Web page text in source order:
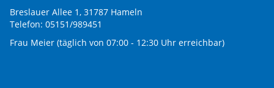
Breslauer Allee 1, 31787 Hameln
Telefon: 05151/989451
Frau Meier (täglich von 07:00 - 12:30 Uhr erreichbar)